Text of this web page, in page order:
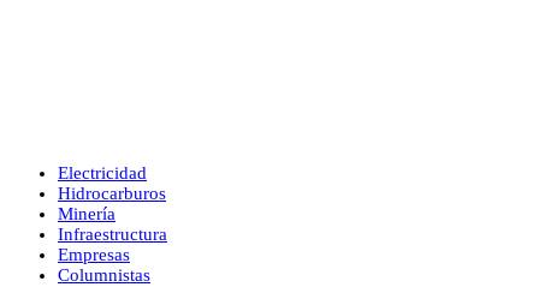
Electricidad
Hidrocarburos
Minería
Infraestructura
Empresas
Columnistas